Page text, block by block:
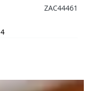
ZAC44461
4